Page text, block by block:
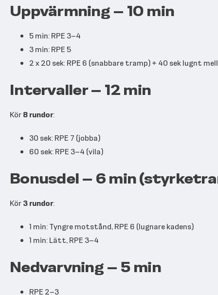
Uppvärmning – 10 min
5 min: RPE 3–4
3 min: RPE 5
2 x 20 sek: RPE 6 (snabbare tramp) + 40 sek lugnt
Intervaller – 12 min
Kör8 rundor:
30 sek: RPE 7 (jobba)
60 sek: RPE 3–4 (vila)
Bonusdel – 6 min
Kör3 rundor:
1 min: Tyngre motstånd, RPE 6 (lugnare kadens)
1 min: Lätt, RPE 3–4
Nedvarvning – 5 min
RPE 2–3